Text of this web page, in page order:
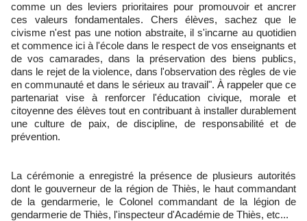
comme un des leviers prioritaires pour promouvoir et ancrer
ces valeurs fondamentales. Chers élèves, sachez que le
civisme n'est pas une notion abstraite, il s'incarne au quotidien
et commence ici à l'école dans le respect de vos enseignants et
de vos camarades, dans la préservation des biens publics,
dans le rejet de la violence, dans l'observation des règles de vie
en communauté et dans le sérieux au travail". À rappeler que ce
partenariat vise à renforcer l'éducation civique, morale et
citoyenne des élèves tout en contribuant à installer durablement
une culture de paix, de discipline, de responsabilité et de
prévention.
La cérémonie a enregistré la présence de plusieurs autorités
dont le gouverneur de la région de Thiès, le haut commandant
de la gendarmerie, le Colonel commandant de la légion de
gendarmerie de Thiès, l'inspecteur d'Académie de Thiès, etc...